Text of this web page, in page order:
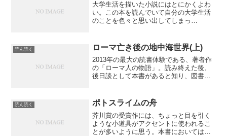
大学生活を描いた小説にはとにかくよわ
い。この本を読んでいて自分の大学生活
のことを色々と思い出してしまっ
登場人物たちの十数年後の日常も描かれ
ていること。そのことによって、...
読ん読く ローマ亡き後の地中海世界(上)
2013年の最大の読書体験である、著者作
の「ローマ人の物語」。読み終えた後、
後日談として本書があると知り、図書館
に暗黒の中世という。少なくとも私の高
校世界史レベルの知識...
読ん読く ポトスライムの舟
芥川賞の受賞作には、ちょっと目を引く
ような小道具がアクセントに使われるこ
とが多いように思う。本書においてはそ